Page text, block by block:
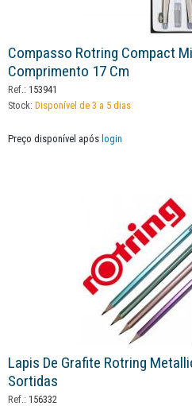
Compasso Rotring Compact
Comprimento 17 Cm
Ref.: 153941
Stock: Disponível de 3 a 5 dias
Preço disponível após login
Lapis De Grafite Rotring
Sortidas
Ref.: 156332